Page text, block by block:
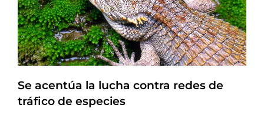
Se acentúa la lucha contra redes de
tráfico de especies